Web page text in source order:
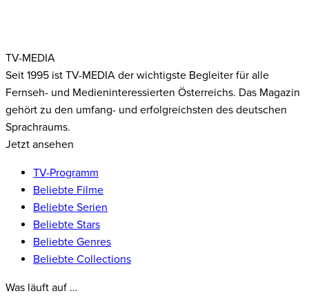
TV-MEDIA
Seit 1995 ist TV-MEDIA der wichtigste Begleiter für alle
Fernseh- und Medieninteressierten Österreichs. Das Magazin
gehört zu den umfang- und erfolgreichsten des deutschen
Sprachraums.
Jetzt ansehen
TV-Programm
Beliebte Filme
Beliebte Serien
Beliebte Stars
Beliebte Genres
Beliebte Collections
Was läuft auf …